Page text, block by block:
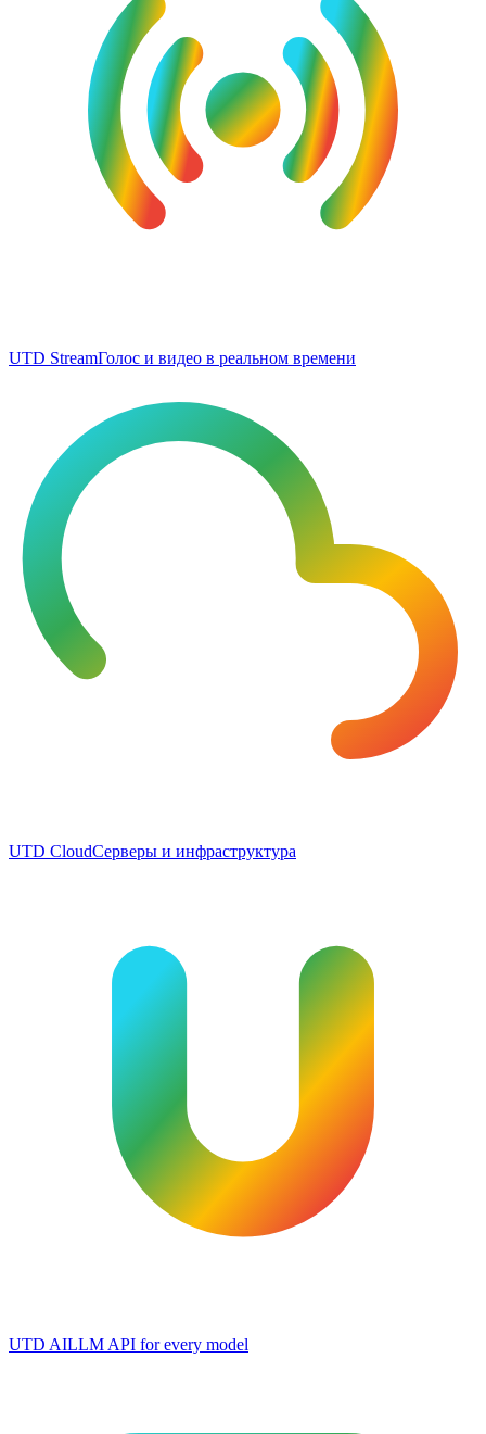
UTD StreamГолос и видео в реальном времени
UTD CloudСерверы и инфраструктура
UTD AILLM API for every model